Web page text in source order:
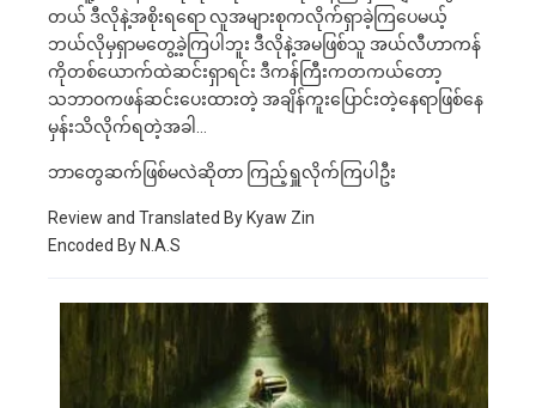
တယ် ဒီလိုနဲ့အစိုးရရော လူအများစုကလိုက်ရှာခဲ့ကြပေမယ့်
ဘယ်လိုမှရှာမတွေ့ခဲ့ကြပါဘူး ဒီလိုနဲ့အမဖြစ်သူ အယ်လီဟာကန်
ကိုတစ်ယောက်ထဲဆင်းရှာရင်း ဒီကန်ကြီးကတကယ်​တော့
သဘာဝကဖန်ဆင်းပေးထားတဲ့ အချိန်ကူးပြောင်းတဲ့နေရာဖြစ်နေ
မှန်းသိလိုက်ရတဲ့အခါ…
ဘာတွေဆက်ဖြစ်မလဲဆိုတာ ကြည့်ရှူလိုက်ကြပါဦး
Review and Translated By Kyaw Zin
Encoded By N.A.S